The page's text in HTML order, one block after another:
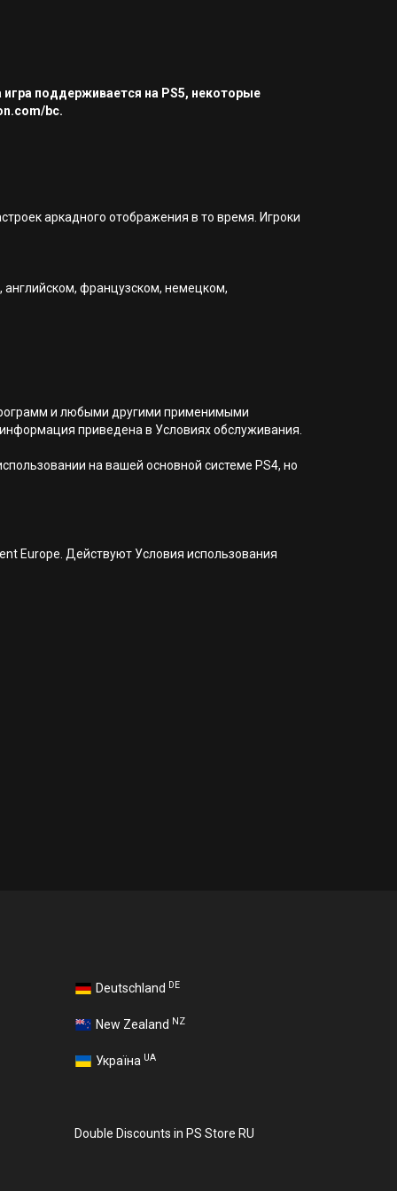
поддерживается на PS5, некоторые
bc.
аркадного отображения в то время. Игроки
английском, французском, немецком,
и любыми другими применимыми
приведена в Условиях обслуживания.
на вашей основной системе PS4, но
Europe. Действуют Условия использования
Deutschland DE
New Zealand NZ
Україна UA
Double Discounts in PS Store RU